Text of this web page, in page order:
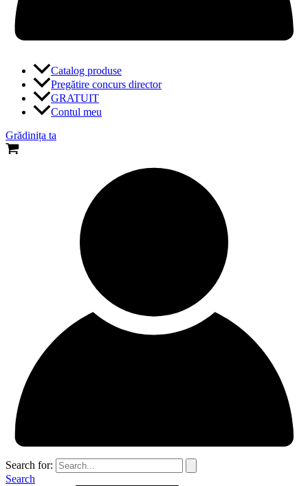
Catalog produse
Pregătire concurs director
GRATUIT
Contul meu
Grădinița ta
Search for:
Search